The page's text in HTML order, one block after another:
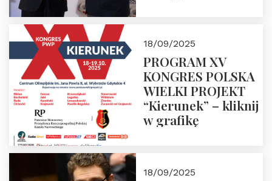
18/09/2025
PROGRAM XV
KONGRES POLSKA
WIELKI PROJEKT
“Kierunek” – kliknij
w grafikę
18/09/2025